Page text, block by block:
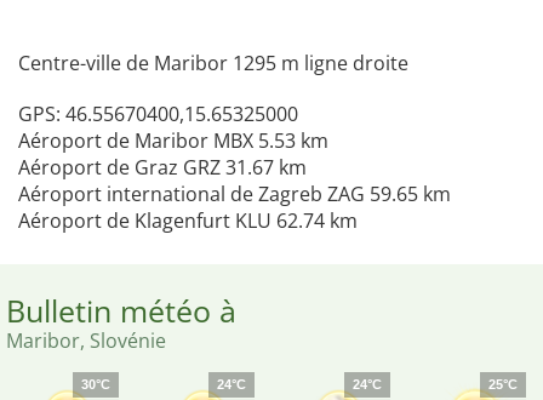
Centre-ville de Maribor 1295 m ligne droite
GPS: 46.55670400,15.65325000
Aéroport de Maribor MBX 5.53 km
Aéroport de Graz GRZ 31.67 km
Aéroport international de Zagreb ZAG 59.65 km
Aéroport de Klagenfurt KLU 62.74 km
Bulletin météo à
Maribor, Slovénie
30°C
24°C
24°C
25°C